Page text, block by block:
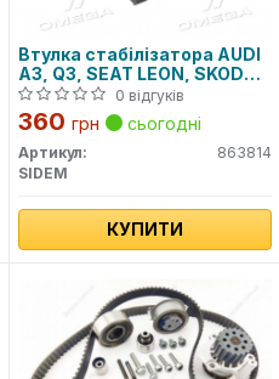
Втулка стабілізатора AUDI
A3, Q3, SEAT LEON, SKODA
YETI, VW CADDY III 03-
перед. міст (Вир-во SIDEM)
0 відгуків
360 грн сьогодні
Артикул:
863814
SIDEM
КУПИТИ